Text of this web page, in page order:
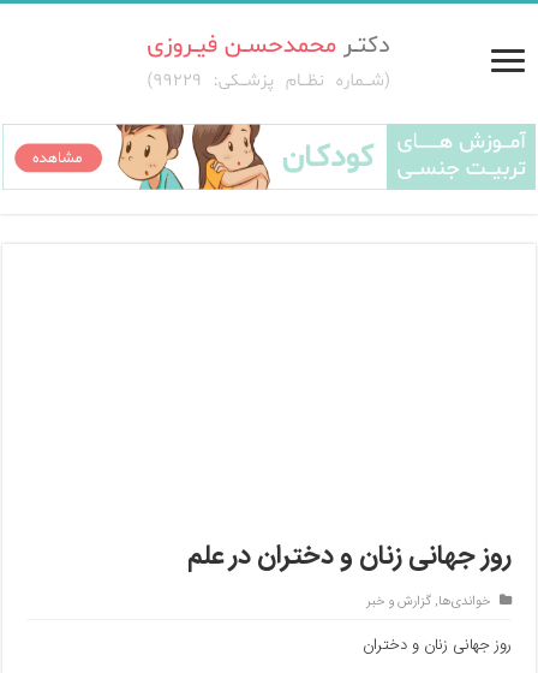
روز جهانی زنان و دختران در علم
خواندی‌ها,گزارش و خبر
روز جهانی زنان و دختران